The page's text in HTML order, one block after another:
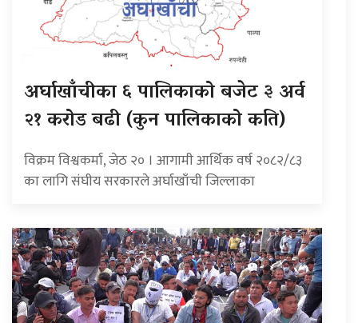
अर्घाखाँचीका ६ पालिकाको बजेट ३ अर्व
२१ करोड बढी (कुन पालिकाको कति)
विक्रम विश्वकर्मा, जेठ २० । आगामी आर्थिक वर्ष २०८२/८३
का लागि संघीय सरकारले अर्घाखाँची जिल्लाका